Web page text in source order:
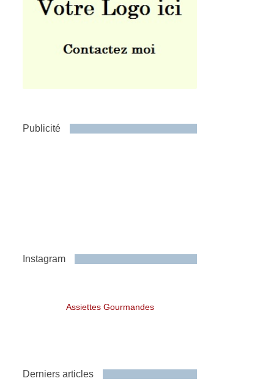
Publicité
Instagram
Assiettes Gourmandes
Derniers articles